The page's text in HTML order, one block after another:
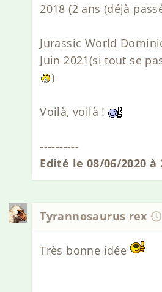
2018 (2 ans (déjà
Jurassic World
Juin 2021(si tout se
)
Voilà, voilà !
----------
Edité le 08/06/2020 à
Tyrannosaurus rex
Très bonne idée